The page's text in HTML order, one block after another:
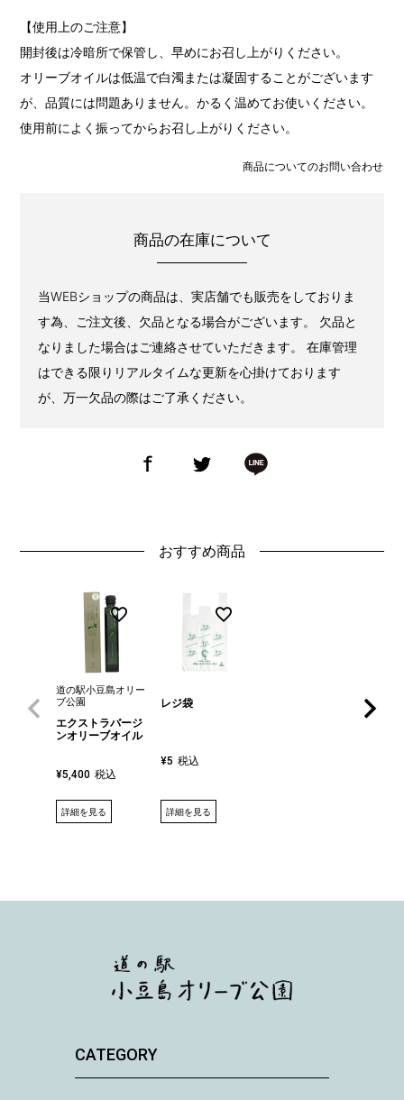
【使用上のご注意】
開封後は冷暗所で保管し、早めにお召し上がりください。
オリーブオイルは低温で白濁または凝固することがございます
が、品質には問題ありません。かるく温めてお使いください。
使用前によく振ってからお召し上がりください。
商品についてのお問い合わせ
商品の在庫について
当WEBショップの商品は、実店舗でも販売をしておりま
す為、ご注文後、欠品となる場合がございます。 欠品と
なりました場合はご連絡させていただきます。 在庫管理
はできる限りリアルタイムな更新を心掛けております
が、万一欠品の際はご了承ください。
おすすめ商品
道の駅小豆島オリー
ブ公園
エクストラバージ
ンオリーブオイル
¥5,400 税込
詳細を見る
レジ袋
¥5 税込
詳細を見る
CATEGORY